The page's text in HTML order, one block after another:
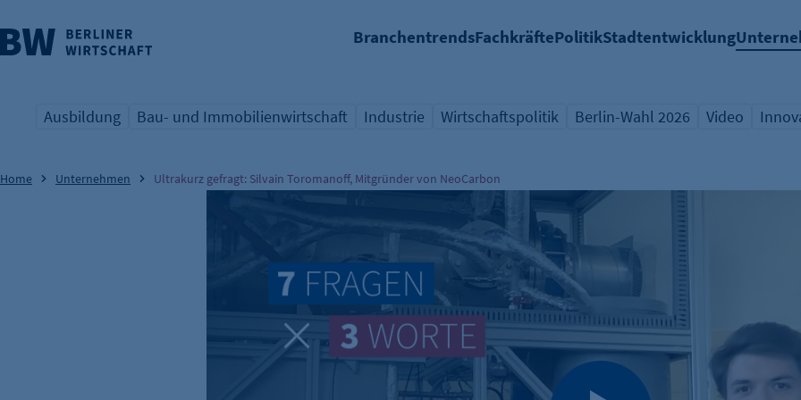
BranchentrendsFachkräftePolitikStadtentwicklung
überspringen
Übersicht Schlagwort
Ausbildung
Übersicht Schlagwort
Bau- und Immobilienwirtschaft
Übersicht Schlagwort
Industrie
Übersicht Schlagwort
Wirtschaftspolitik
Übersicht Schlagwort
Berlin-Wahl 2026
Übersicht
Video
Home Unternehmen Ultrakurz gefragt: Silvain Toromanoff, Mitgründer von NeoCarbon